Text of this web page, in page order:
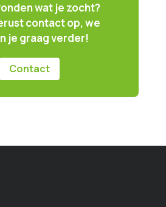
wat je zocht?
contact op, we
je graag verder!
Contact